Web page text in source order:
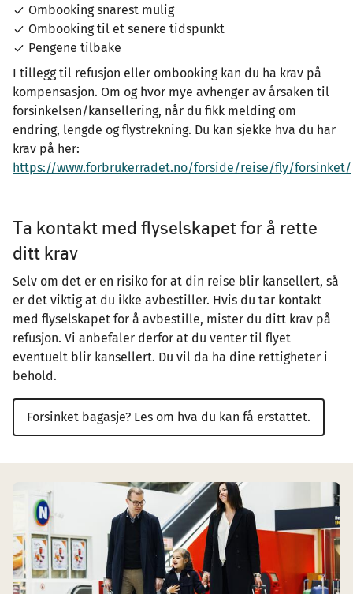
Ombooking snarest mulig
Ombooking til et senere tidspunkt
Pengene tilbake
I tillegg til refusjon eller ombooking kan du ha krav på
kompensasjon. Om og hvor mye avhenger av årsaken til
forsinkelsen/kansellering, når du fikk melding om
endring, lengde og flystrekning. Du kan sjekke hva du har
krav på her:
https://www.forbrukerradet.no/forside/reise/fly/forsinket/
Ta kontakt med flyselskapet for å rette
ditt krav
Selv om det er en risiko for at din reise blir kansellert, så
er det viktig at du ikke avbestiller. Hvis du tar kontakt
med flyselskapet for å avbestille, mister du ditt krav på
refusjon. Vi anbefaler derfor at du venter til flyet
eventuelt blir kansellert. Du vil da ha dine rettigheter i
behold.
Forsinket bagasje? Les om hva du kan få erstattet.
Image